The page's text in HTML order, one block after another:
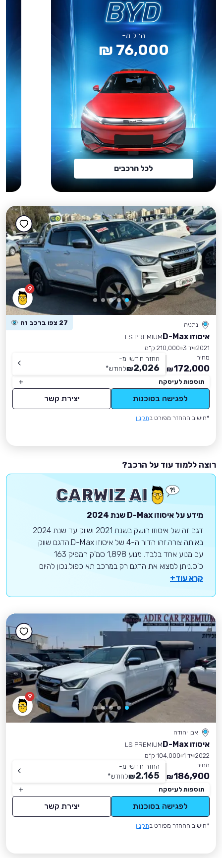
החל מ-
76,000 ₪
לכל הרכבים
9
נתניה 27 צפו ברכב זה
איסוזו D-Max
LS PREMIUM
2021 יד 3
210,000 ק״מ
מחיר
172,000
₪
החזר חודשי מ-
2,026
₪לחודש*
תוספות לעיסקה
לפגישה בסוכנות יצירת קשר
*חישוב ההחזר מפורט בתקנון
רוצה ללמוד עוד על הרכב?
מידע על איסוזו D-Max שנת 2024
דגם זה של איסוזו הושק בשנת 2021 ושווק עד שנת 2024
באותה צורה.זהו הדור ה-4 של איסוזו D-Max.הדגם שווק
עם מנוע אחד בלבד. מנוע 1,898 סמ'ק המפיק 163
כ'ס.ניתן למצוא את הדגם רק במרכב תא כפול.נכון להיום
קרא עוד+
9
אבן יהודה
איסוזו D-Max
LS PREMIUM
2022 יד 1
104,000 ק״מ
מחיר
186,900
₪
החזר חודשי מ-
2,165
₪לחודש*
תוספות לעיסקה
לפגישה בסוכנות יצירת קשר
*חישוב ההחזר מפורט בתקנון